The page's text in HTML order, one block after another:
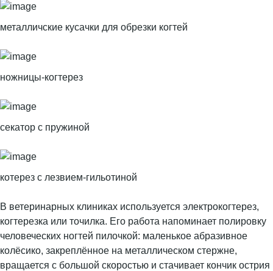
металличские кусачки для обрезки когтей
ножницы-когтерез
секатор с пружиной
котерез с лезвием-гильотиной
В ветеринарных клиниках используется электрокогтерез,
когтерезка или точилка. Его работа напоминает полировку
человеческих ногтей пилочкой: маленькое абразивное
колёсико, закреплённое на металлическом стержне,
вращается с большой скоростью и стачивает кончик острия